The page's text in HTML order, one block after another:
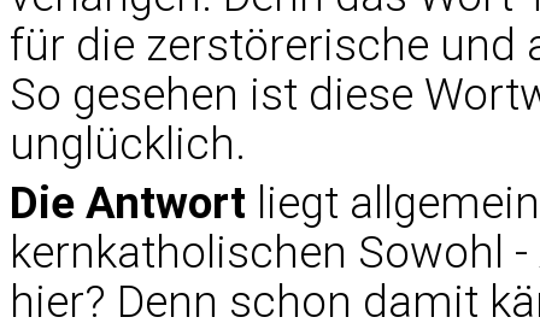
für die zerstörerische und
So gesehen ist diese
unglücklich.
Die Antwort liegt
kernkatholischen Sowohl
hier? Denn schon damit